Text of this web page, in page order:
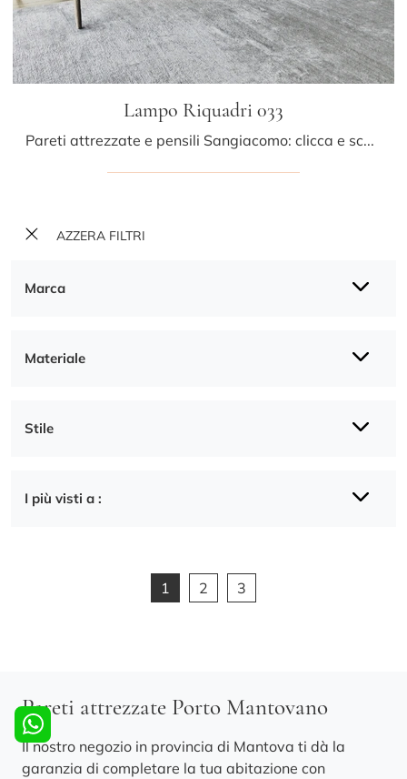
AZZERA FILTRI
Marca
Materiale
Stile
I più visti a :
Lampo Riquadri 033
Pareti attrezzate e pensili Sangiacomo: clicca e scopri il modello Lampo Riquadri 033 e potrai completare stanze moderne di ogni genere.
1 2 3
Pareti attrezzate Porto Mantovano
Il nostro negozio in provincia di Mantova ti dà la
garanzia di completare la tua abitazione con